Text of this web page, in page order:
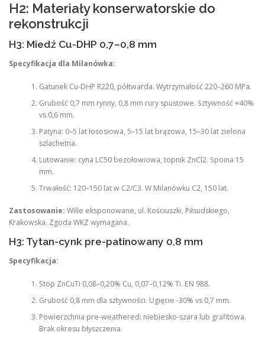
H2: Materiały konserwatorskie do
rekonstrukcji
H3: Miedź Cu-DHP 0,7–0,8 mm
Specyfikacja dla Milanówka:
Gatunek Cu-DHP R220, półtwarda. Wytrzymałość 220–260 MPa.
Grubość 0,7 mm rynny, 0,8 mm rury spustowe. Sztywność +40%
vs 0,6 mm.
Patyna: 0–5 lat łososiowa, 5–15 lat brązowa, 15–30 lat zielona
szlachetna.
Lutowanie: cyna LC50 bezołowiowa, topnik ZnCl2. Spoina 15
mm.
Trwałość: 120–150 lat w C2/C3. W Milanówku C2, 150 lat.
Zastosowanie: Wille eksponowane, ul. Kościuszki, Piłsudskiego,
Krakowska. Zgoda WKZ wymagana.
H3: Tytan-cynk pre-patinowany 0,8 mm
Specyfikacja:
Stop ZnCuTi 0,08–0,20% Cu, 0,07–0,12% Ti. EN 988.
Grubość 0,8 mm dla sztywności. Ugięcie -30% vs 0,7 mm.
Powierzchnia pre-weathered: niebiesko-szara lub grafitowa.
Brak okresu błyszczenia.